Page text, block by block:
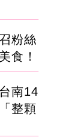
粉絲
食！
南14
整顆